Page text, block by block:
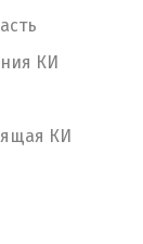
КИ
КИ